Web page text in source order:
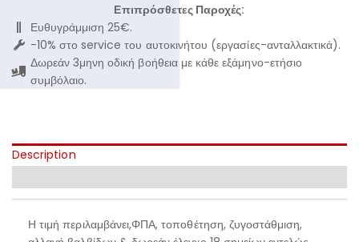
Επιπρόσθετες Παροχές:
Ευθυγράμμιση 25€.
-10% στο service του αυτοκινήτου (εργασίες-ανταλλακτικά).
Δωρεάν 3μηνη οδική βοήθεια με κάθε εξάμηνο-ετήσιο
συμβόλαιο.
Description
Η τιμή περιλαμβάνει,ΦΠΑ, τοποθέτηση, ζυγοστάθμιση,